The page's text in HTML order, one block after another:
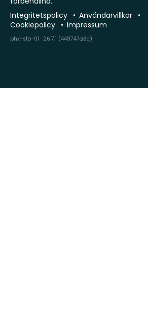
Integritetspolicy
Användarvillkor
Cookiepolicy
Impressum
phx-sto-01 · 26.7.1 (449747a8c)